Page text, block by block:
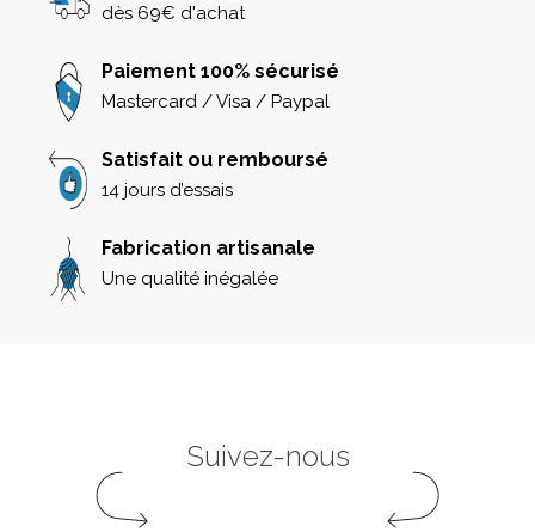
dès 69€ d'achat
Paiement 100% sécurisé
Mastercard / Visa / Paypal
Satisfait ou remboursé
14 jours d’essais
Fabrication artisanale
Une qualité inégalée
Suivez-nous